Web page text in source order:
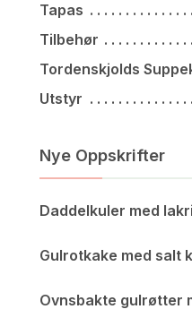
Tapas
Tilbehør
Tordenskjolds
Utstyr
Nye Oppskrifter
Daddelkuler med
Gulrotkake med salt
Ovnsbakte gulrøtter